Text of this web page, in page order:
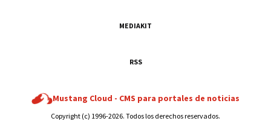
MEDIAKIT
RSS
Mustang Cloud - CMS para portales de noticias
Copyright (c) 1996-2026. Todos los derechos reservados.